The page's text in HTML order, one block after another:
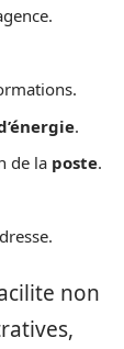
.
de la poste.
non